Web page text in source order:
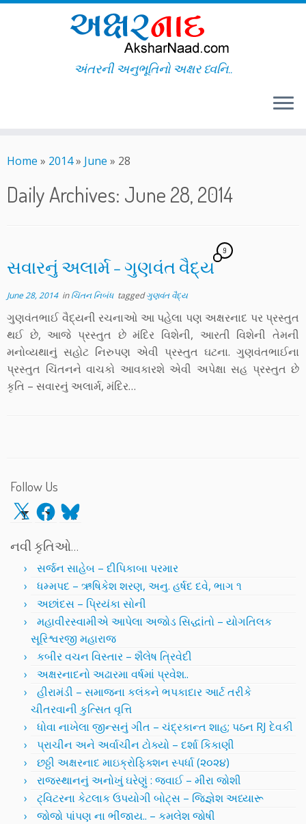
to
અંતરની અનુભૂતિનો અક્ષર ધ્વનિ..
Home » 2014» June » 28
Daily Archives: June 28, 2014
સવારનું અલાર્મ – ગુણવંત વૈદ્ય
9
June 28, 2014inચિંતન નિબંધ taggedગુણવંત વૈદ્ય
ગુણવંતભાઈ વૈદ્યની રચનાઓ આ પહેલા પણ અક્ષરનાદ પર પ્રસ્તુત
થઈ છે, આજે પ્રસ્તુત છે મંદિર વિશેની, આરતી વિશેની તેમની
મનોવ્યથાનું સહોટ નિરુપણ એવી પ્રસ્તુત ઘટના. ગુણવંતભાઈના
પ્રસ્તુત ચિંતનને વાચકો આવકારશે એવી અપેક્ષા સહ પ્રસ્તુત છે
કૃતિ – સવારનું અલાર્મ, મંદિર…
Follow Us
X Facebook
Bluesky
નવી કૃતિઓ…
સર્જન સાહેબ – દીપિકાબા પરમાર
ધમ્મપદ – ઋષિકેશ શરણ, અનુ. હર્ષદ દવે, ભાગ ૧
અછાંદસ – પ્રિયંકા સોની
મહાવીરસ્વામીએ આપેલા અજોડ સિદ્ધાંતો – યોગતિલક
સૂરિશ્વરજી મહારાજ
કબીર વચન વિસ્તાર – શૈલેષ ત્રિવેદી
અક્ષરનાદનો અઢારમા વર્ષમાં પ્રવેશ..
હીરામંડી – સમાજના કલંકને ભપકાદાર આર્ટ તરીકે
ચીતરવાની કુત્સિત વૃત્તિ
ધોવા નાખેલા જીન્સનું ગીત – ચંદ્રકાન્ત શાહ; પઠન RJ દેવકી
પ્રાચીન અને અર્વાચીન ટોક્યો – દર્શા કિકાણી
છઠ્ઠી અક્ષરનાદ માઇક્રોફિક્શન સ્પર્ધા (૨૦૨૪)
રાજસ્થાનનું અનોખું ઘરેણું : જવાઈ – મીરા જોશી
ટ્વિટરના કેટલાક ઉપયોગી બોટ્સ – જિજ્ઞેશ અધ્યારૂ
જોજો પાંપણ ના ભીંજાય.. – કમલેશ જોષી